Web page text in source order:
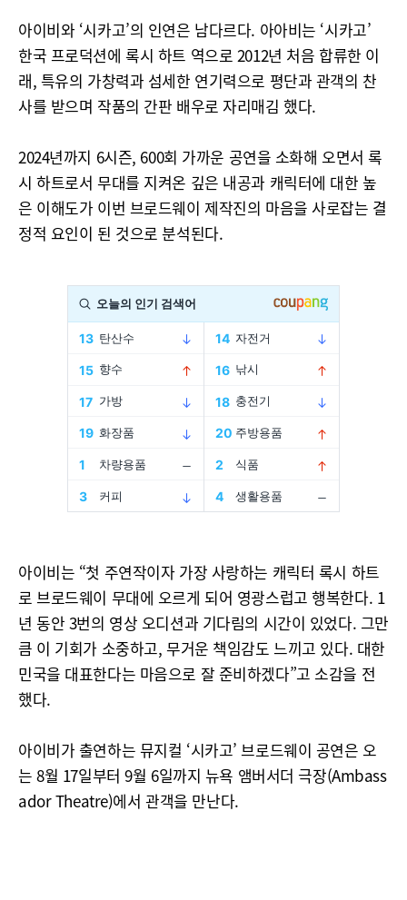
아이비와 ‘시카고’의 인연은 남다르다. 아아비는 ‘시카고’
한국 프로덕션에 록시 하트 역으로 2012년 처음 합류한 이
래, 특유의 가창력과 섬세한 연기력으로 평단과 관객의 찬
사를 받으며 작품의 간판 배우로 자리매김 했다.
2024년까지 6시즌, 600회 가까운 공연을 소화해 오면서 록
시 하트로서 무대를 지켜온 깊은 내공과 캐릭터에 대한 높
은 이해도가 이번 브로드웨이 제작진의 마음을 사로잡는 결
정적 요인이 된 것으로 분석된다.
아이비는 “첫 주연작이자 가장 사랑하는 캐릭터 록시 하트
로 브로드웨이 무대에 오르게 되어 영광스럽고 행복한다. 1
년 동안 3번의 영상 오디션과 기다림의 시간이 있었다. 그만
큼 이 기회가 소중하고, 무거운 책임감도 느끼고 있다. 대한
민국을 대표한다는 마음으로 잘 준비하겠다”고 소감을 전
했다.
아이비가 출연하는 뮤지컬 ‘시카고’ 브로드웨이 공연은 오
는 8월 17일부터 9월 6일까지 뉴욕 앰버서더 극장(Ambass
ador Theatre)에서 관객을 만난다.